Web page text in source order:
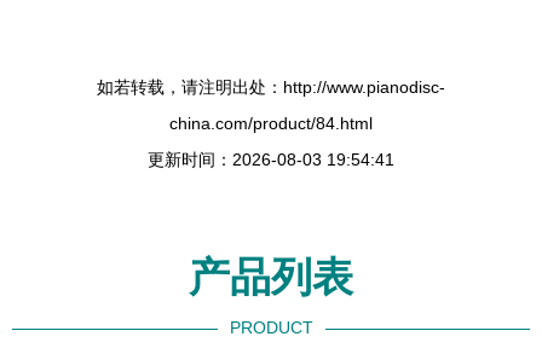
如若转载，请注明出处：http://www.pianodisc-
china.com/product/84.html
更新时间：2026-08-03 19:54:41
产品列表
PRODUCT